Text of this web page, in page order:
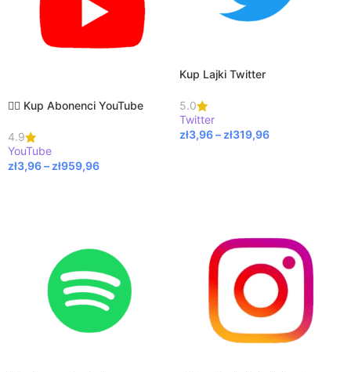
🦹‍♀️ Kup Abonenci YouTube
4.9
YouTube
zł3,96– zł959,96
Kup Lajki Twitter
5.0
Twitter
zł3,96– zł319,96